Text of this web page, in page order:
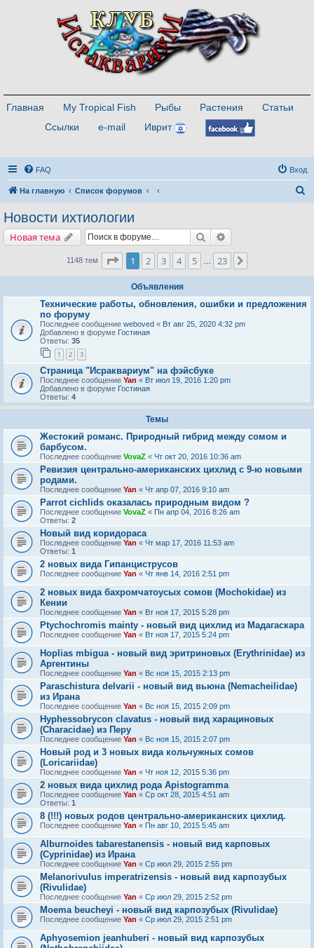
Главная My Tropical Fish Рыбы Растения
Статьи
Ссылки
e-mail Иврит
FAQ Вход
На главную Список форумов
Новости ихтиологии
Новая тема Поиск
1148 тем Страница1 из
1 2 3 4 5 23
Объявления
Технические работы, обновления, ошибки и предложения
по форуму
Последнее сообщение weboved « Вт авг 25, 2020 4:32 pm
Добавлено в форуме Гостиная
Ответы: 35
1 2 3
Страница "Исраквариум" на фэйсбуке
Последнее сообщение Yan « Вт июл 19, 2016 1:20 pm
Добавлено в форуме Гостиная
Ответы: 4
Темы
Жестокий романс. Природный гибрид между сомом и
барбусом.
Последнее сообщение VovaZ « Чт окт 20, 2016 10:36 am
Ревизия центрально-американских цихлид с 9-ю новыми
родами.
Последнее сообщение Yan « Чт апр 07, 2016 9:10 am
Parrot cichlids оказалась природным видом ?
Последнее сообщение VovaZ « Пн апр 04, 2016 8:26 am
Ответы: 2
Новый вид коридораса
Последнее сообщение Yan « Чт мар 17, 2016 11:53 am
Ответы: 1
2 новых вида Гипанциструсов
Последнее сообщение Yan « Чт янв 14, 2016 2:51 pm
2 новых вида бахромчатоусых сомов (Mochokidae) из
Кении
Последнее сообщение Yan « Вт ноя 17, 2015 5:28 pm
Ptychochromis mainty - новый вид цихлид из Мадагаскара
Последнее сообщение Yan « Вт ноя 17, 2015 5:24 pm
Hoplias mbigua - новый вид эритриновых (Erythrinidae) из
Аргентины
Последнее сообщение Yan « Вс ноя 15, 2015 2:13 pm
Paraschistura delvarii - новый вид вьюна (Nemacheilidae)
из Ирана
Последнее сообщение Yan « Вс ноя 15, 2015 2:09 pm
Hyphessobrycon clavatus - новый вид харациновых
(Characidae) из Перу
Последнее сообщение Yan « Вс ноя 15, 2015 2:07 pm
Новый род и 3 новых вида кольчужных сомов
(Loricariidae)
Последнее сообщение Yan « Чт ноя 12, 2015 5:36 pm
2 новых вида цихлид рода Apistogramma
Последнее сообщение Yan « Ср окт 28, 2015 4:51 am
Ответы: 1
8 (!!!) новых родов центрально-американских цихлид.
Последнее сообщение Yan « Пн авг 10, 2015 5:45 am
Alburnoides tabarestanensis - новый вид карповых
(Cyprinidae) из Ирана
Последнее сообщение Yan « Ср июл 29, 2015 2:55 pm
Melanorivulus imperatrizensis - новый вид карпозубых
(Rivulidae)
Последнее сообщение Yan « Ср июл 29, 2015 2:52 pm
Moema beucheyi - новый вид карпозубых (Rivulidae)
Последнее сообщение Yan « Ср июл 29, 2015 2:51 pm
Aphyosemion jeanhuberi - новый вид карпозубых